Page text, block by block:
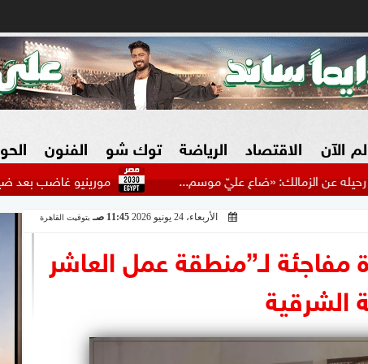
الآن الاقتصاد
الزراعة فى مصر
المسؤولية المجتمعية
الرياضة
بطولات عربية
بطولات عالمية
توك شو الفنون
مورينيو غاضب بعد ضياع صفقة «ضاع عليّ موسم...
الأربعاء، 24 يونيو 2026 11:45 صـ بتوقيت القاهرة
مفاجئة لـ”منطقة عمل العاشر